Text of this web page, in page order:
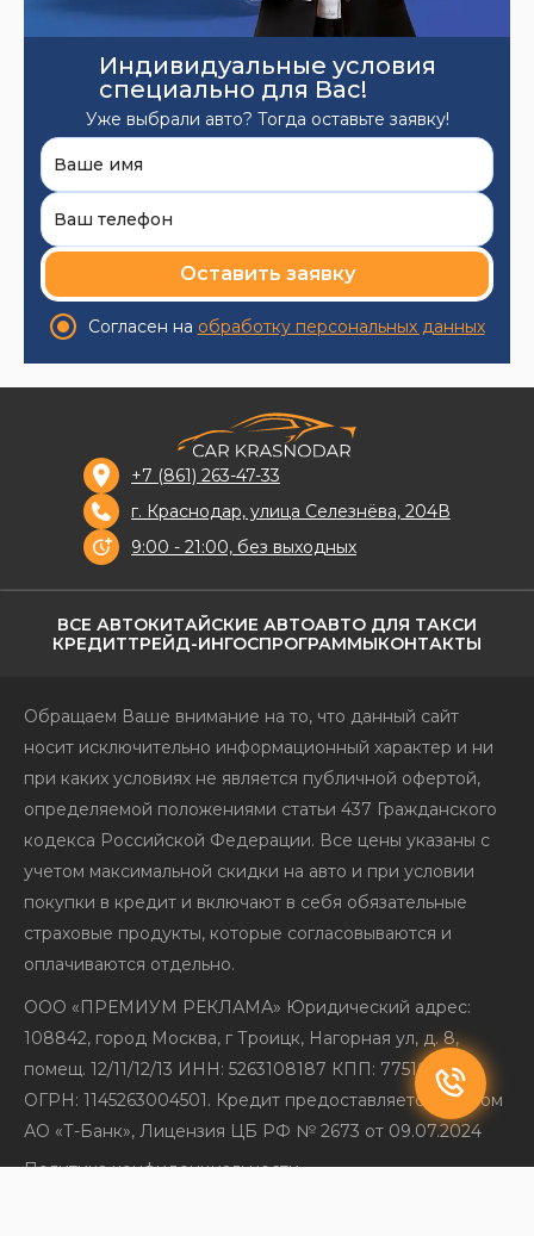
Индивидуальные условия
специально для Вас!
Уже выбрали авто? Тогда оставьте заявку!
Оставить заявку
Согласен на обработку персональных данных
ВСЕ АВТОКИТАЙСКИЕ АВТОАВТО ДЛЯ ТАКСИ
КРЕДИТТРЕЙД-ИНГОСПРОГРАММЫКОНТАКТЫ
+7 (861) 263-47-33
г. Краснодар, улица Селезнёва, 204В
9:00 - 21:00, без выходных
Обращаем Ваше внимание на то, что данный сайт
носит исключительно информационный характер и ни
при каких условиях не является публичной офертой,
определяемой положениями статьи 437 Гражданского
кодекса Российской Федерации. Все цены указаны с
учетом максимальной скидки на авто и при условии
покупки в кредит и включают в себя обязательные
страховые продукты, которые согласовываются и
оплачиваются отдельно.
ООО «ПРЕМИУМ РЕКЛАМА» Юридический адрес:
108842, город Москва, г Троицк, Нагорная ул, д. 8,
помещ. 12/11/12/13 ИНН: 5263108187 КПП: 775101001
ОГРН: 1145263004501. Кредит предоставляется банком
АО «Т-Банк», Лицензия ЦБ РФ № 2673 от 09.07.2024
Политика конфиденциальности